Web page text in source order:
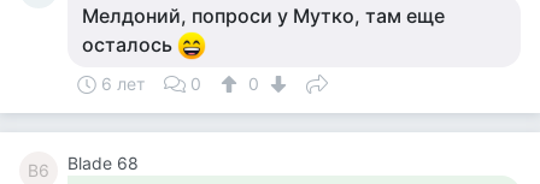
Мелдоний, попроси у Мутко, там еще
осталось
6 лет 0 0
B6 Blade 68